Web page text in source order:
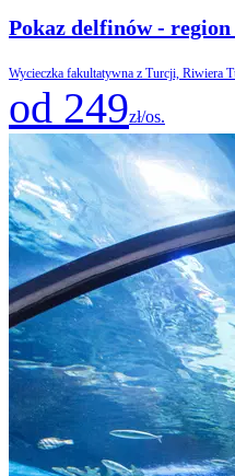
Pokaz delfinów -
Wycieczka fakultatywna z Turcji, Riwiera
od 249zł/os.